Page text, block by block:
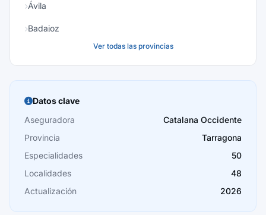
Ávila
Badajoz
Burgos
Cáceres
Cádiz
Cantabria
Castellón
Ver todas las provincias
Datos clave
Aseguradora
Catalana Occidente
Provincia
Tarragona
Especialidades
50
Localidades
48
Actualización
2026